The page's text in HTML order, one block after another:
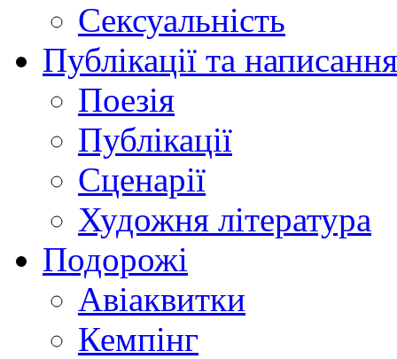
Сексуальність
Публікації та
Поезія
Публікації
Сценарії
Художня література
Подорожі
Авіаквитки
Кемпінг